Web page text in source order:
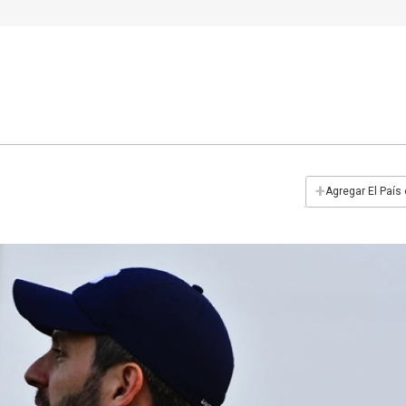
+Agregar El País